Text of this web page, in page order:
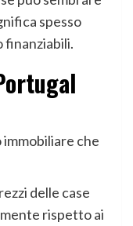
spesso
finanziabili.
immobiliare che
delle case
rispetto ai